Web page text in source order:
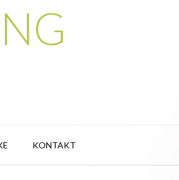
KONTAKT